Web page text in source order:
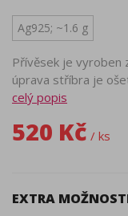
Ag925; ~1.6 g
Přívěsek je
úprava stříbra je
celý popis
520 Kč / ks
EXTRA